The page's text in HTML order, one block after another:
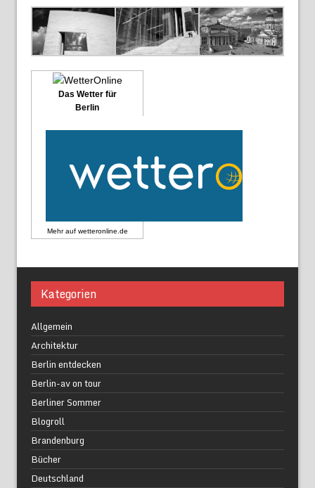
Das Wetter für
Berlin
Mehr auf wetteronline.de
Kategorien
Allgemein
Architektur
Berlin entdecken
Berlin-av on tour
Berliner Sommer
Blogroll
Brandenburg
Bücher
Deutschland